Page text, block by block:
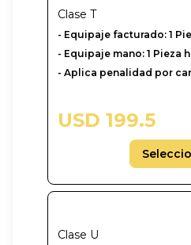
Clase T
- Equipaje facturado: 1
- Equipaje mano: 1 Pieza
- Aplica penalidad por
USD 199.5
Clase U